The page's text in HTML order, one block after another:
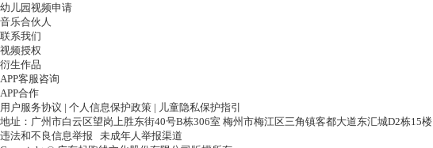
幼儿园视频申请
音乐合伙人
联系我们
视频授权
衍生作品
APP客服咨询
APP合作
用户服务协议 | 个人信息保护政策 | 儿童隐私保护指引
地址：广州市白云区望岗上胜东街40号B栋306室 梅州市梅江区三角镇客都大道东汇城D2栋15楼
违法和不良信息举报
未成年人举报渠道